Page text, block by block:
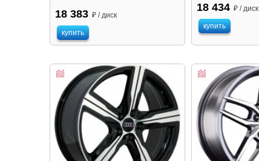
18 383 ₽ / диск
купить
18 434 ₽ / диск
купить